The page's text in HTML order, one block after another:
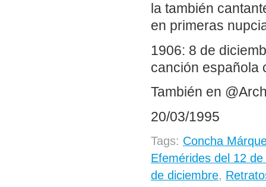
la también
en primeras
1906: 8 de
canción española
También en
20/03/1995
Tags: Concha
Efemérides del 12
de diciembre,